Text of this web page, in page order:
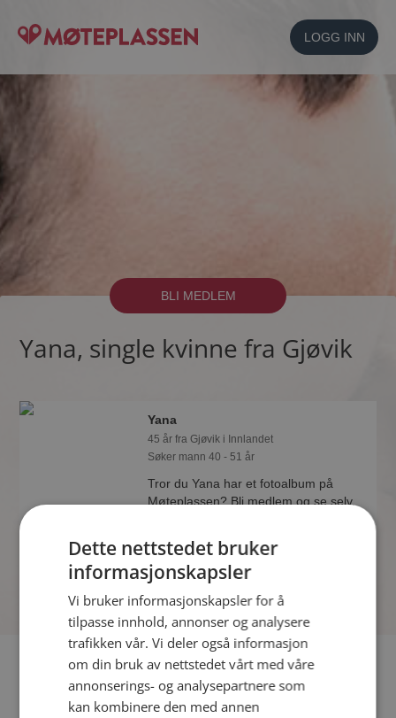
LOGG INN
BLI MEDLEM
Yana, single kvinne fra Gjøvik
Yana
45 år fra Gjøvik i Innlandet
Søker mann 40 - 51 år
Tror du Yana har et fotoalbum på
Møteplassen? Bli medlem og se selv.
Fler single
Flere singlekvinner fra Gjøvik:Maren,Clara
Dette nettstedet bruker
informasjonskapsler
Vi bruker informasjonskapsler for å
tilpasse innhold, annonser og analysere
trafikken vår. Vi deler også informasjon
om din bruk av nettstedet vårt med våre
annonserings- og analysepartnere som
kan kombinere den med annen